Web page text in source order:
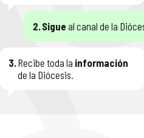
2.Sigue al canal de la
3.Recibe toda la información
de la Diócesis.